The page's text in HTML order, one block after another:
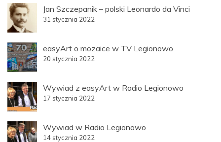
Jan Szczepanik – polski Leonardo da Vinci
31 stycznia 2022
easyArt o mozaice w TV Legionowo
20 stycznia 2022
Wywiad z easyArt w Radio Legionowo
17 stycznia 2022
Wywiad w Radio Legionowo
14 stycznia 2022